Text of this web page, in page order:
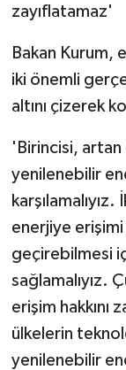
zayıflatamaz'
Bakan Kurum,
iki önemli
altını çizerek
'Birincisi,
yenilenebilir
enerjiye erişimi
geçirebilmesi
sağlamalıyız.
erişim hakkını
ülkelerin
yenilenebilir